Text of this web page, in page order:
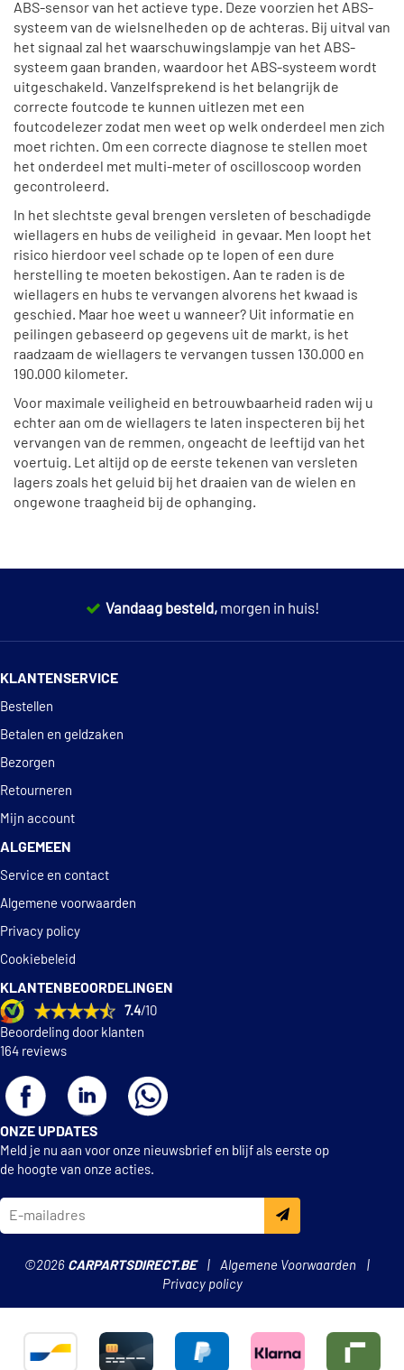
ABS-sensor van het actieve type. Deze voorzien het ABS-
systeem van de wielsnelheden op de achteras. Bij uitval van
het signaal zal het waarschuwingslampje van het ABS-
systeem gaan branden, waardoor het ABS-systeem wordt
uitgeschakeld. Vanzelfsprekend is het belangrijk de
correcte foutcode te kunnen uitlezen met een
foutcodelezer zodat men weet op welk onderdeel men zich
moet richten. Om een correcte diagnose te stellen moet
het onderdeel met multi-meter of oscilloscoop worden
gecontroleerd.
In het slechtste geval brengen versleten of beschadigde
wiellagers en hubs de veiligheid in gevaar. Men loopt het
risico hierdoor veel schade op te lopen of een dure
herstelling te moeten bekostigen. Aan te raden is de
wiellagers en hubs te vervangen alvorens het kwaad is
geschied. Maar hoe weet u wanneer? Uit informatie en
peilingen gebaseerd op gegevens uit de markt, is het
raadzaam de wiellagers te vervangen tussen 130.000 en
190.000 kilometer.
Voor maximale veiligheid en betrouwbaarheid raden wij u
echter aan om de wiellagers te laten inspecteren bij het
vervangen van de remmen, ongeacht de leeftijd van het
voertuig. Let altijd op de eerste tekenen van versleten
lagers zoals het geluid bij het draaien van de wielen en
ongewone traagheid bij de ophanging.
Vandaag besteld, morgen in huis!
KLANTENSERVICE
Bestellen
Betalen en geldzaken
Bezorgen
Retourneren
Mijn account
ALGEMEEN
Service en contact
Algemene voorwaarden
Privacy policy
Cookiebeleid
KLANTENBEOORDELINGEN
7.4/10
Beoordeling door klanten
164 reviews
ONZE UPDATES
Meld je nu aan voor onze nieuwsbrief en blijf als eerste op
de hoogte van onze acties.
©2026 CARPARTSDIRECT.BE
Algemene Voorwaarden
Privacy policy